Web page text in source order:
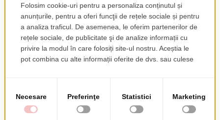
Subscribe RSS FEED
Postari recente
atacul cibernetic asupra ANCPI despre rezilienta
cibernetica